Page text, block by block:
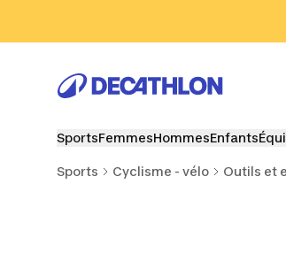
SportsFemmesHommesEnfants
Sports Cyclisme - vélo Outils et